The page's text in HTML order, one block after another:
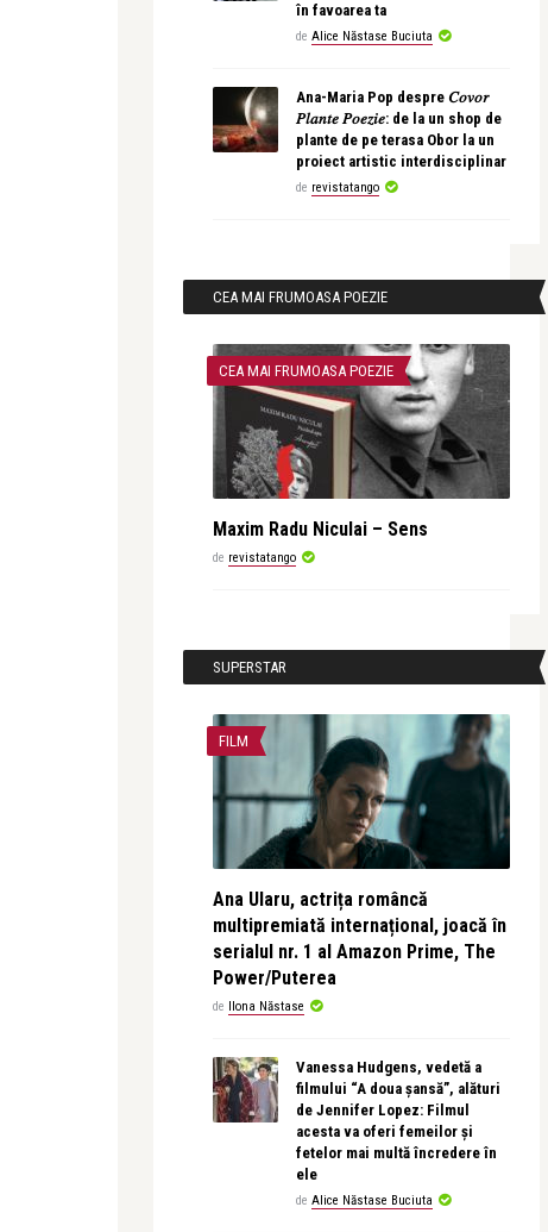
în favoarea ta
de Alice Năstase Buciuta
Ana-Maria Pop despre 𝐶𝑜𝑣𝑜𝑟
𝑃𝑙𝑎𝑛𝑡𝑒 𝑃𝑜𝑒𝑧𝑖𝑒: de la un shop de
plante de pe terasa Obor la un
proiect artistic interdisciplinar
de revistatango
CEA MAI FRUMOASA POEZIE
CEA MAI FRUMOASA POEZIE
Maxim Radu Niculai – Sens
de revistatango
SUPERSTAR
FILM
Ana Ularu, actrița româncă
multipremiată internațional, joacă în
serialul nr. 1 al Amazon Prime, The
Power/Puterea
de Ilona Năstase
Vanessa Hudgens, vedetă a
filmului “A doua șansă”, alături
de Jennifer Lopez: Filmul
acesta va oferi femeilor și
fetelor mai multă încredere în
ele
de Alice Năstase Buciuta